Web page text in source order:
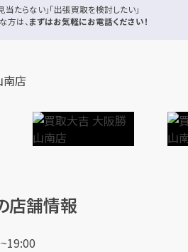
当たらない」「出張買取を検討したい」
方は、 まずはお気軽にお電話ください！
店舗情報